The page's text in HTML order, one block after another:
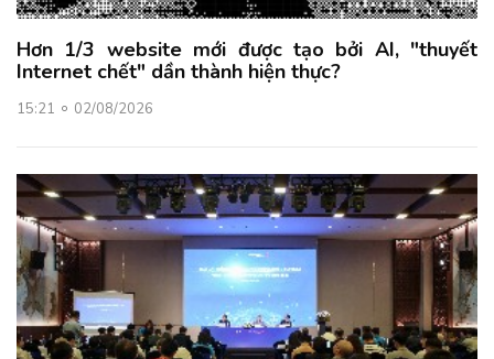
Hơn 1/3 website mới được tạo bởi AI, "thuyết
Internet chết" dần thành hiện thực?
15:21 02/08/2026